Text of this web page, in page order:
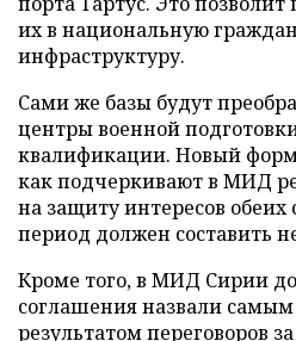
их в национальную
инфраструктуру.
Сами же базы будут
центры военной
квалификации. Новый
как подчеркивают в МИД
на защиту интересов
период должен составить
Кроме того, в МИД Сирии
соглашения назвали
результатом переговоров